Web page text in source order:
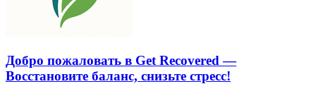
Добро пожаловать в Get Recovered —
Восстановите баланс, снизьте стресс!